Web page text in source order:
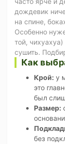
дождевик
на спине,
Особенно
той,
сушить.
Как
Крой: у
это
был
Размер:
без